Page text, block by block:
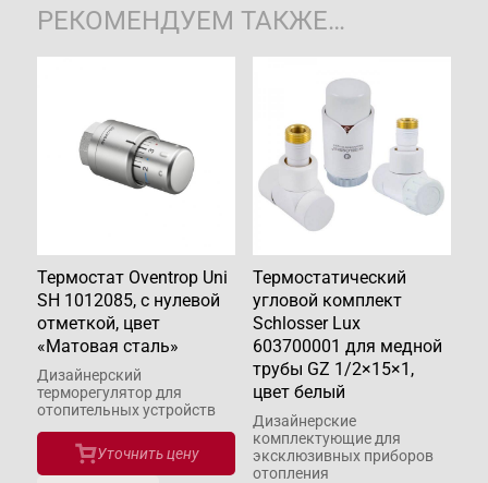
РЕКОМЕНДУЕМ ТАКЖЕ…
Термостат Oventrop Uni
SH 1012085, с нулевой
отметкой, цвет
«Матовая сталь»
Дизайнерский
терморегулятор для
отопительных устройств
Уточнить цену
Термостатический
угловой комплект
Schlosser Lux
603700001 для медной
трубы GZ 1/2×15×1,
цвет белый
Дизайнерские
комплектующие для
эксклюзивных приборов
отопления